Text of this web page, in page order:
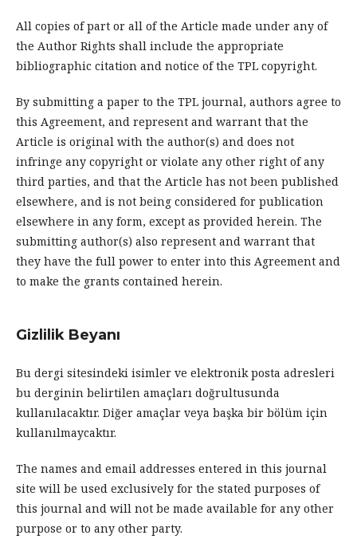
All copies of part or all of the Article made under any of
the Author Rights shall include the appropriate
bibliographic citation and notice of the TPL copyright.
By submitting a paper to the TPL journal, authors agree to
this Agreement, and represent and warrant that the
Article is original with the author(s) and does not
infringe any copyright or violate any other right of any
third parties, and that the Article has not been published
elsewhere, and is not being considered for publication
elsewhere in any form, except as provided herein. The
submitting author(s) also represent and warrant that
they have the full power to enter into this Agreement and
to make the grants contained herein.
Gizlilik Beyanı
Bu dergi sitesindeki isimler ve elektronik posta adresleri
bu derginin belirtilen amaçları doğrultusunda
kullanılacaktır. Diğer amaçlar veya başka bir bölüm için
kullanılmaycaktır.
The names and email addresses entered in this journal
site will be used exclusively for the stated purposes of
this journal and will not be made available for any other
purpose or to any other party.